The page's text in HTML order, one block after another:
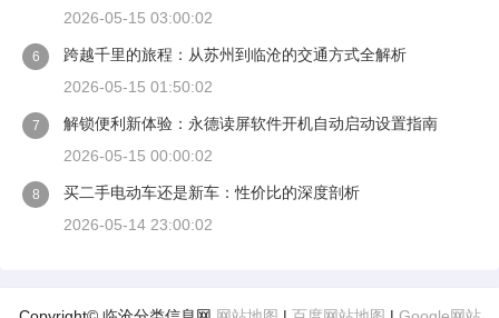
2026-05-15 03:00:02
6
跨越千里的旅程：从苏州到临沧的交通方式全解析
2026-05-15 01:50:02
7
解锁便利新体验：永德读屏软件开机自动启动设置指南
2026-05-15 00:00:02
8
买二手电动车还是新车：性价比的深度剖析
2026-05-14 23:00:02